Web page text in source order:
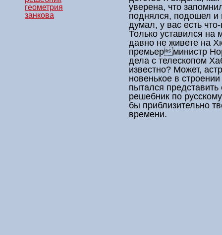
геометрия
занкова
уверена, что
поднялся, подошел и
думал, у вас есть
Только уставился
давно не живете на
премьерминистр
дела с телескопом
известно? Может,
новенькое в
пытался
решебник по
бы приблизительно
времени.